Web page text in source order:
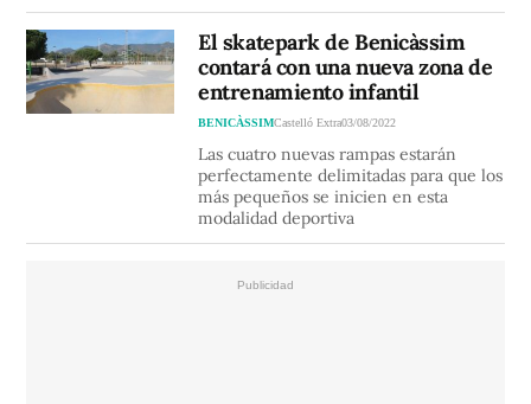
El skatepark de Benicàssim
contará con una nueva zona de
entrenamiento infantil
BENICÀSSIMCastelló Extra03/08/2022
Las cuatro nuevas rampas estarán
perfectamente delimitadas para que los
más pequeños se inicien en esta
modalidad deportiva